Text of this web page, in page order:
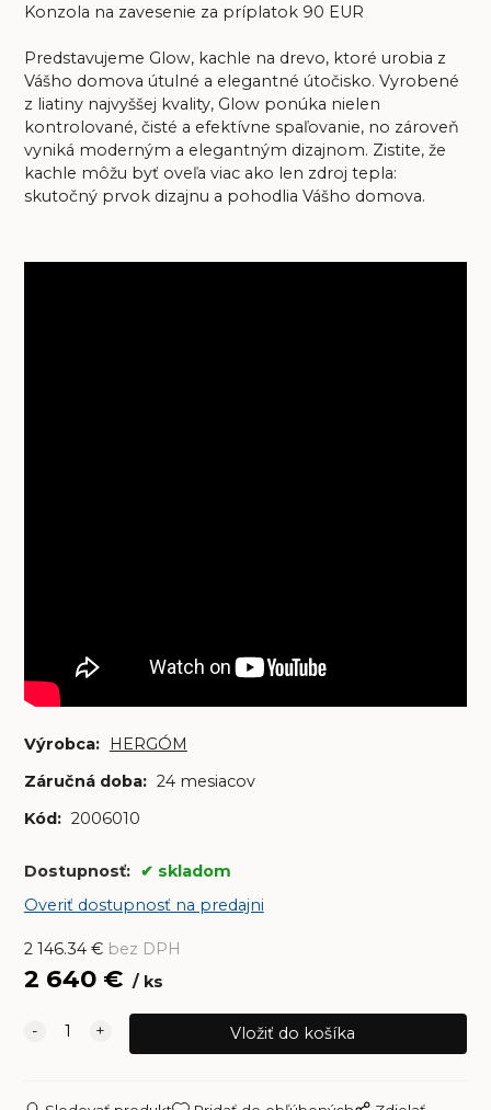
Konzola na zavesenie za príplatok 90 EUR
Predstavujeme Glow, kachle na drevo, ktoré urobia z
Vášho domova útulné a elegantné útočisko. Vyrobené
z liatiny najvyššej kvality, Glow ponúka nielen
kontrolované, čisté a efektívne spaľovanie, no zároveň
vyniká moderným a elegantným dizajnom. Zistite, že
kachle môžu byť oveľa viac ako len zdroj tepla:
skutočný prvok dizajnu a pohodlia Vášho domova.
Výrobca:
HERGÓM
Záručná doba: 24 mesiacov
Kód: 2006010
Dostupnosť:
skladom
Overiť dostupnosť na predajni
2 146.34€ bez DPH
2 640€ ks